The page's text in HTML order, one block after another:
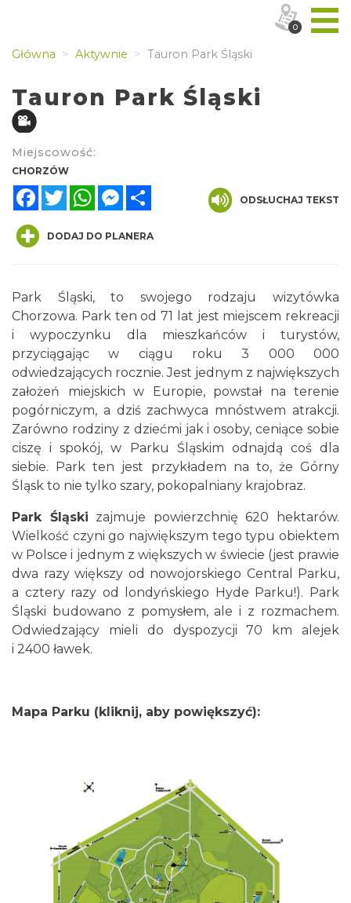
Główna Aktywnie Tauron Park Śląski
Tauron Park Śląski
Miejscowość:
CHORZÓW
FacebookTwitterWhatsAppMessenger
ODSŁUCHAJ TEKST
DODAJ DO PLANERA
Park Śląski, to swojego rodzaju wizytówka
Chorzowa. Park ten od 71 lat jest miejscem rekreacji
i wypoczynku dla mieszkańców i turystów,
przyciągając w ciągu roku 3 000 000
odwiedzających rocznie. Jest jednym z największych
założeń miejskich w Europie, powstał na terenie
pogórniczym, a dziś zachwyca mnóstwem atrakcji.
Zarówno rodziny z dziećmi jak i osoby, ceniące sobie
ciszę i spokój, w Parku Śląskim odnajdą coś dla
siebie. Park ten jest przykładem na to, że Górny
Śląsk to nie tylko szary, pokopalniany krajobraz.
Park Śląski zajmuje powierzchnię 620 hektarów.
Wielkość czyni go największym tego typu obiektem
w Polsce i jednym z większych w świecie (jest prawie
dwa razy większy od nowojorskiego Central Parku,
a cztery razy od londyńskiego Hyde Parku!). Park
Śląski budowano z pomysłem, ale i z rozmachem.
Odwiedzający mieli do dyspozycji 70 km alejek
i 2400 ławek.
Mapa Parku (kliknij, aby powiększyć):
0